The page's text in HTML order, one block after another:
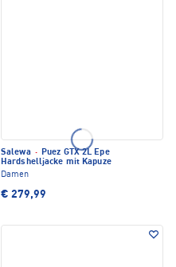
Salewa · Puez GTX 2L Epe
Hardshelljacke mit Kapuze
Damen
€ 279,99